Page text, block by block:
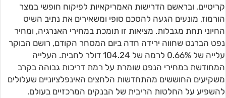
קריטיים, ובראשם הדרישות האמריקאיות לפיקוח חופשי במצר
הורמוז, מונעים הגעה להסכם סופי ומשאירים את נתיב השיט
החיוני תחת מגבלות. מציאות זו תומכת במחירי האנרגיה, ומחיר
נפט הברנט שחווה ירידה חדה ביום המסחר הקודם, רושם הבוקר
עלייה של 0.66% לרמה של 104.24 דולר לחבית. העלייה
המחודשת במחירי הנפט שומרת על רמת דריכות גבוהה בקרב
משקיעים החוששים מהתחדשות הלחצים האינפלציוניים שעלולים
להשפיע על החלטות הריבית של הבנקים המרכזיים בעולם.